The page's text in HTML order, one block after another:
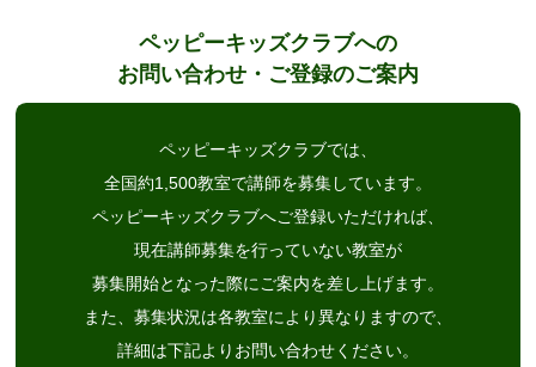
ペッピーキッズクラブへの
お問い合わせ・ご登録のご案内
ペッピーキッズクラブでは、
全国約1,500教室で講師を募集しています。
ペッピーキッズクラブへご登録いただければ、
現在講師募集を行っていない教室が
募集開始となった際にご案内を差し上げます。
また、募集状況は各教室により異なりますので、
詳細は下記よりお問い合わせください。